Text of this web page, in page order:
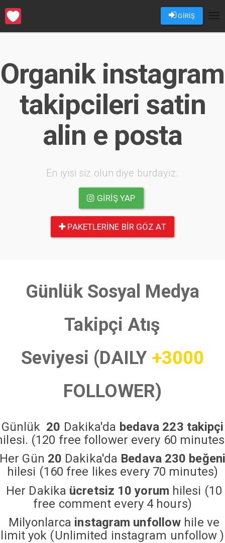
GİRİŞ
Organik instagram
takipcileri satin
alin e posta
En iyisi siz olun diye burdayız.
GIRIŞ YAP
PAKETLERINE BIR GÖZ AT
Günlük Sosyal Medya
Takipçi Atış
Seviyesi (DAILY +3000
FOLLOWER)
Günlük 20 Dakika'da bedava 223 takipçi
(120 free follower every 60
Her Gün 20 Dakika'da Bedava 230 beğeni
hilesi (160 free likes every 70 minutes)
Her Dakika ücretsiz 10 yorum hilesi (10
free comment every 4 hours)
Milyonlarca instagram unfollow hile ve
limit yok (Unlimited instagram unfollow )